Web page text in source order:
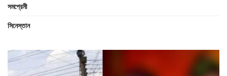
সমপ্রেমী
সিনেস্তান